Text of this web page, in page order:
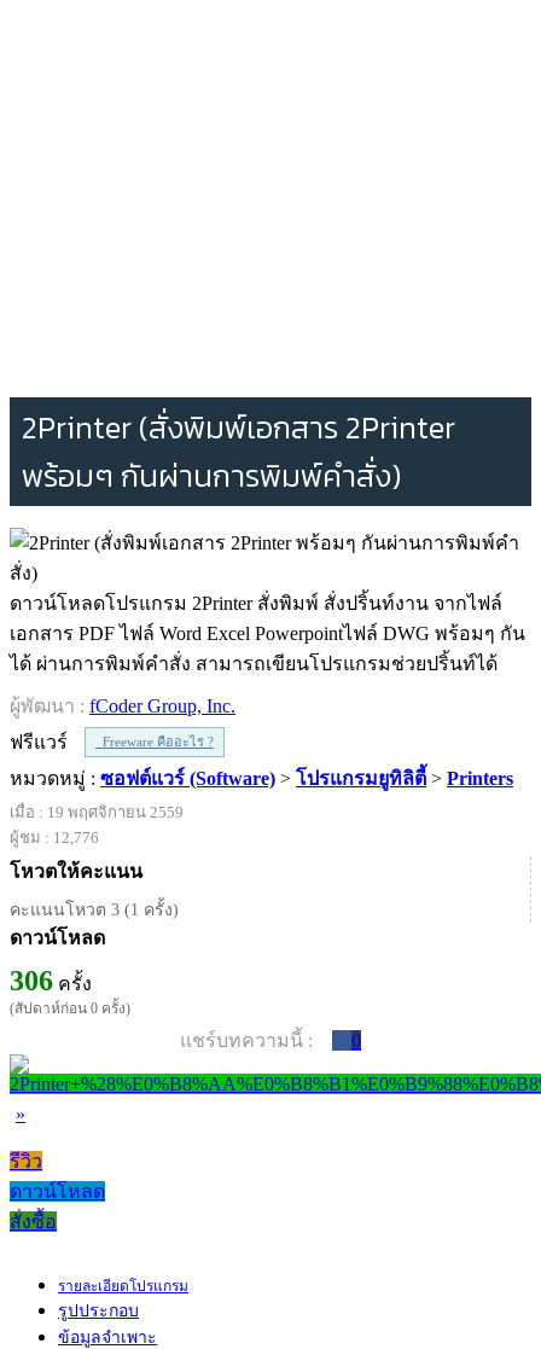
2Printer (สั่งพิมพ์เอกสาร 2Printer
พร้อมๆ กันผ่านการพิมพ์คำสั่ง)
ดาวน์โหลดโปรแกรม 2Printer สั่งพิมพ์ สั่งปริ้นท์งาน จากไฟล์
เอกสาร PDF ไฟล์ Word Excel Powerpointไฟล์ DWG พร้อมๆ กัน
ได้ ผ่านการพิมพ์คำสั่ง สามารถเขียนโปรแกรมช่วยปริ้นท์ได้
ผู้พัฒนา : fCoder Group, Inc.
ฟรีแวร์
Freeware คืออะไร ?
หมวดหมู่ : ซอฟต์แวร์ (Software) > โปรแกรมยูทิลิตี้ > Printers
เมื่อ : 19 พฤศจิกายน 2559
ผู้ชม : 12,776
โหวตให้คะแนน
คะแนนโหวต 3 (1 ครั้ง)
ดาวน์โหลด
306 ครั้ง
(สัปดาห์ก่อน 0 ครั้ง)
แชร์บทความนี้ : 0
»
รีวิว
ดาวน์โหลด
สั่งซื้อ
รายละเอียดโปรแกรม
รูปประกอบ
ข้อมูลจำเพาะ